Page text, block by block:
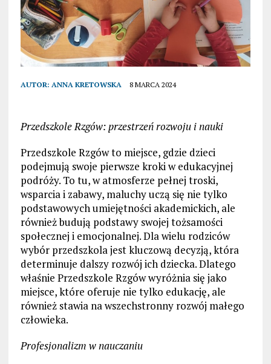
AUTOR: ANNA KRETOWSKA 8 MARCA 2024
Przedszkole Rzgów: przestrzeń rozwoju i nauki
Przedszkole Rzgów to miejsce, gdzie dzieci
podejmują swoje pierwsze kroki w edukacyjnej
podróży. To tu, w atmosferze pełnej troski,
wsparcia i zabawy, maluchy uczą się nie tylko
podstawowych umiejętności akademickich, ale
również budują podstawy swojej tożsamości
społecznej i emocjonalnej. Dla wielu rodziców
wybór przedszkola jest kluczową decyzją, która
determinuje dalszy rozwój ich dziecka. Dlatego
właśnie Przedszkole Rzgów wyróżnia się jako
miejsce, które oferuje nie tylko edukację, ale
również stawia na wszechstronny rozwój małego
człowieka.
Profesjonalizm w nauczaniu